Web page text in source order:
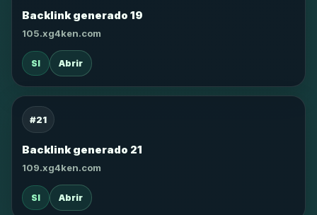
Backlink generado 19
105.xg4ken.com
SI Abrir
#21
Backlink generado 21
109.xg4ken.com
SI Abrir